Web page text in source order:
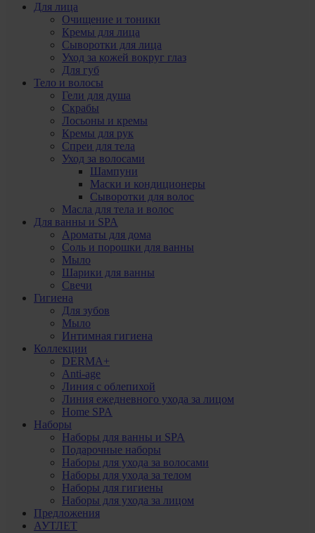
Для лица
Очищение и тоники
Кремы для лица
Сыворотки для лица
Уход за кожей вокруг глаз
Для губ
Тело и волосы
Гели для душа
Скрабы
Лосьоны и кремы
Кремы для рук
Спреи для тела
Уход за волосами
Шампуни
Маски и кондиционеры
Сыворотки для волос
Масла для тела и волос
Для ванны и SPA
Ароматы для дома
Соль и порошки для ванны
Мыло
Шарики для ванны
Свечи
Гигиена
Для зубов
Мыло
Интимная гигиена
Коллекции
DERMA+
Anti-age
Линия с облепихой
Линия ежедневного ухода за лицом
Home SPA
Наборы
Наборы для ванны и SPA
Подарочные наборы
Наборы для ухода за волосами
Наборы для ухода за телом
Наборы для гигиены
Наборы для ухода за лицом
Предложения
АУТЛЕТ